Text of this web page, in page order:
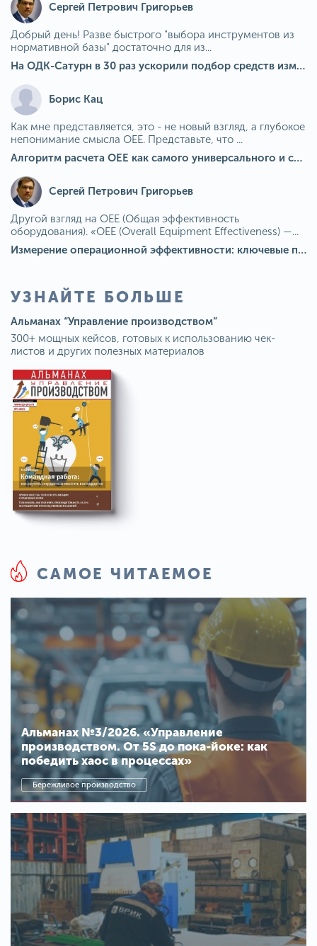
Сергей Петрович Григорьев
Добрый день! Разве быстрого "выбора инструментов из
нормативной базы" достаточно для из...
На ОДК-Сатурн в 30 раз ускорили подбор средств измерения для контроля качества продукции
Борис Кац
Как мне представляется, это - не новый взгляд, а глубокое
непонимание смысла OEE. Представьте, что ...
Алгоритм расчета ОЕЕ как самого универсального и современного показателя эффективности оборудования в мире
Сергей Петрович Григорьев
Другой взгляд на OEE (Общая эффективность
оборудования). «OEE (Overall Equipment Effectiveness) —...
Измерение операционной эффективности: ключевые показатели для непрерывного совершенствования
УЗНАЙТЕ БОЛЬШЕ
Альманах “Управление производством”
300+ мощных кейсов, готовых к использованию чек-
листов и других полезных материалов
САМОЕ ЧИТАЕМОЕ
Альманах №3/2026. «Управление
производством. От 5S до пока-йоке: как
победить хаос в процессах»
Бережливое производство